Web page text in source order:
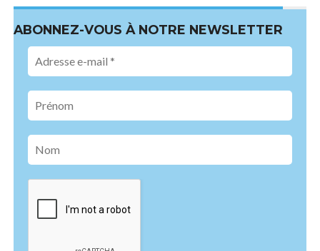
ABONNEZ-VOUS À NOTRE NEWSLETTER